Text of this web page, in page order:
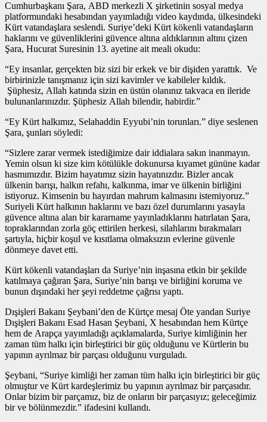
Cumhurbaşkanı Şara, ABD merkezli X şirketinin sosyal medya
platformundaki hesabından yayımladığı video kaydında, ülkesindeki
Kürt vatandaşlara seslendi. Suriye’deki Kürt kökenli vatandaşların
haklarını ve güvenliklerini güvence altına aldıklarının altını çizen
Şara, Hucurat Suresinin 13. ayetine ait meali okudu:
“Ey insanlar, gerçekten biz sizi bir erkek ve bir dişiden yarattık. Ve
birbirinizle tanışmanız için sizi kavimler ve kabileler kıldık.
Şüphesiz, Allah katında sizin en üstün olanınız takvaca en ileride
bulunanlarınızdır. Şüphesiz Allah bilendir, habirdir.”
“Ey Kürt halkımız, Selahaddin Eyyubi’nin torunları.” diye seslenen
Şara, şunları söyledi:
“Sizlere zarar vermek istediğimize dair iddialara sakın inanmayın.
Yemin olsun ki size kim kötülükle dokunursa kıyamet gününe kadar
hasmımızdır. Bizim hayatımız sizin hayatınızdır. Bizler ancak
ülkenin barışı, halkın refahı, kalkınma, imar ve ülkenin birliğini
istiyoruz. Kimsenin bu hayırdan mahrum kalmasını istemiyoruz.”
Suriyeli Kürt halkının haklarını ve bazı özel durumlarını yasayla
güvence altına alan bir kararname yayınladıklarını hatırlatan Şara,
topraklarından zorla göç ettirilen herkesi, silahlarını bırakmaları
şartıyla, hiçbir koşul ve kısıtlama olmaksızın evlerine güvenle
dönmeye davet etti.
Kürt kökenli vatandaşları da Suriye’nin inşasına etkin bir şekilde
katılmaya çağıran Şara, Suriye’nin barışı ve birliğini koruma ve
bunun dışındaki her şeyi reddetme çağrısı yaptı.
Dışişleri Bakanı Şeybani’den de Kürtçe mesaj Öte yandan Suriye
Dışişleri Bakanı Esad Hasan Şeybani, X hesabından hem Kürtçe
hem de Arapça yayımladığı açıklamalarda, Suriye kimliğinin her
zaman tüm halkı için birleştirici bir güç olduğunu ve Kürtlerin bu
yapının ayrılmaz bir parçası olduğunu vurguladı.
Şeybani, “Suriye kimliği her zaman tüm halkı için birleştirici bir güç
olmuştur ve Kürt kardeşlerimiz bu yapının ayrılmaz bir parçasıdır.
Onlar bizim bir parçamız, biz de onların bir parçasıyız; geleceğimiz
bir ve bölünmezdir.” ifadesini kullandı.